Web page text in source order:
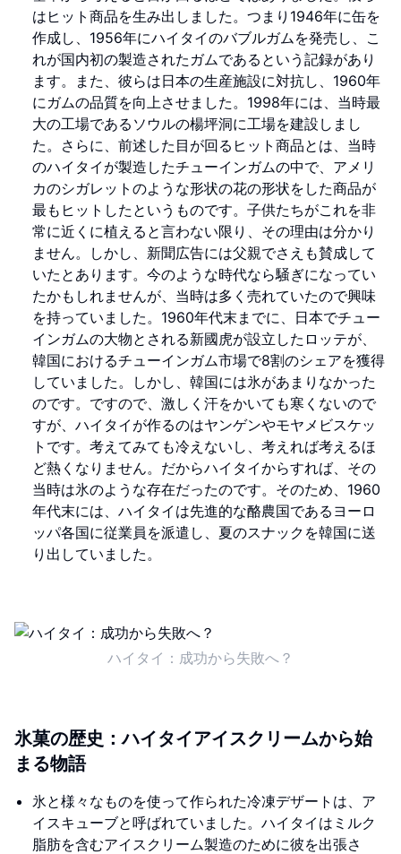
はヒット商品を生み出しました。つまり1946年に缶を
作成し、1956年にハイタイのバブルガムを発売し、こ
れが国内初の製造されたガムであるという記録があり
ます。また、彼らは日本の生産施設に対抗し、1960年
にガムの品質を向上させました。1998年には、当時最
大の工場であるソウルの楊坪洞に工場を建設しまし
た。さらに、前述した目が回るヒット商品とは、当時
のハイタイが製造したチューインガムの中で、アメリ
カのシガレットのような形状の花の形状をした商品が
最もヒットしたというものです。子供たちがこれを非
常に近くに植えると言わない限り、その理由は分かり
ません。しかし、新聞広告には父親でさえも賛成して
いたとあります。今のような時代なら騒ぎになってい
たかもしれませんが、当時は多く売れていたので興味
を持っていました。1960年代末までに、日本でチュー
インガムの大物とされる新國虎が設立したロッテが、
韓国におけるチューインガム市場で8割のシェアを獲得
していました。しかし、韓国には氷があまりなかった
のです。ですので、激しく汗をかいても寒くないので
すが、ハイタイが作るのはヤンゲンやモヤメビスケッ
トです。考えてみても冷えないし、考えれば考えるほ
ど熱くなりません。だからハイタイからすれば、その
当時は氷のような存在だったのです。そのため、1960
年代末には、ハイタイは先進的な酪農国であるヨーロ
ッパ各国に従業員を派遣し、夏のスナックを韓国に送
り出していました。
ハイタイ：成功から失敗へ？
氷菓の歴史：ハイタイアイスクリームから始
まる物語
氷と様々なものを使って作られた冷凍デザートは、ア
イスキューブと呼ばれていました。ハイタイはミルク
脂肪を含むアイスクリーム製造のために彼を出張さ